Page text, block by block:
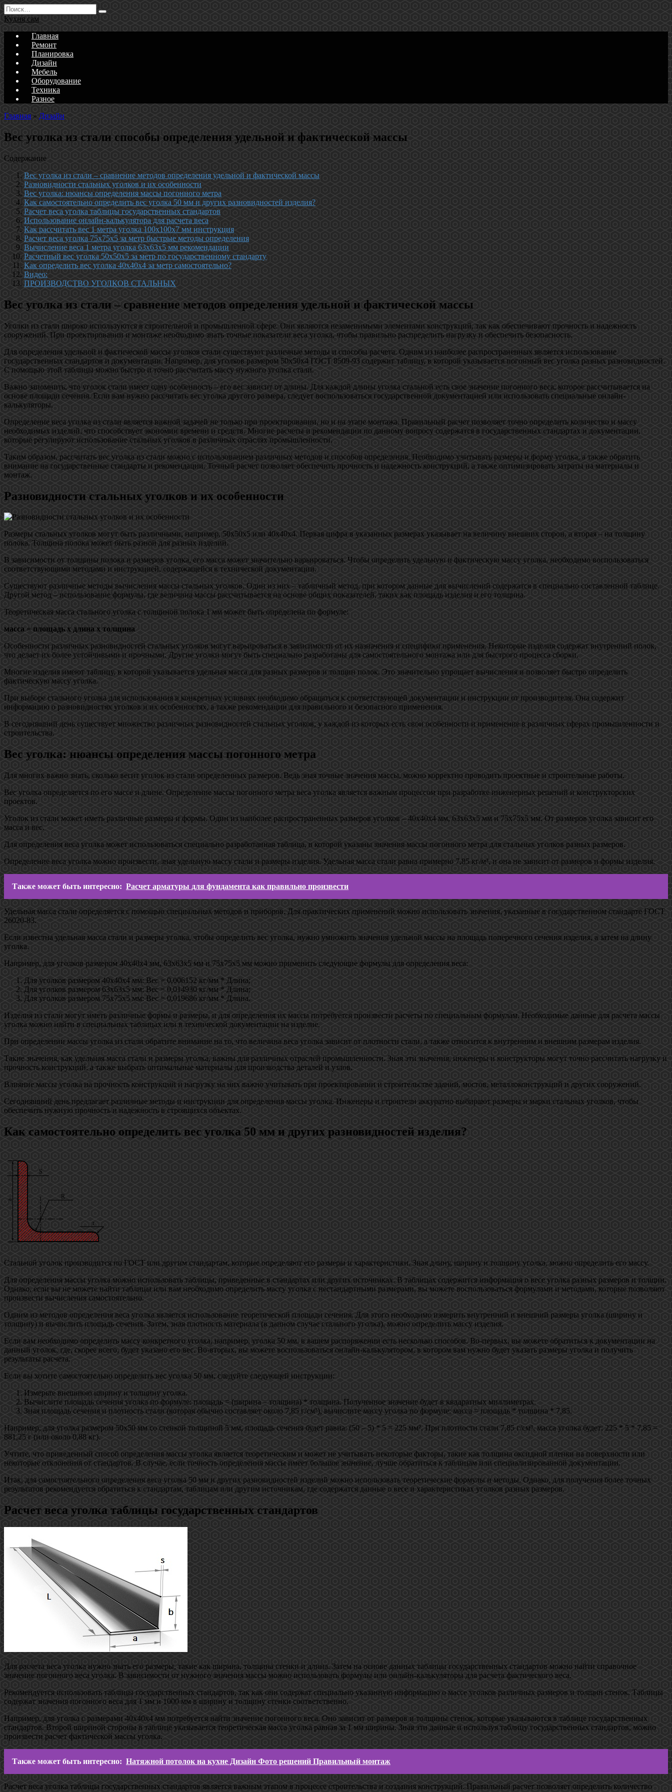
Перейти
к
содержанию
Search
for:
Кухня сам
Главная
Ремонт
Планировка
Дизайн
Мебель
Оборудование
Техника
Разное
Главная » Дизайн
Вес уголка из стали способы определения удельной и фактической массы
Содержание
Вес уголка из стали – сравнение методов определения удельной и фактической массы
Разновидности стальных уголков и их особенности
Вес уголка: нюансы определения массы погонного метра
Как самостоятельно определить вес уголка 50 мм и других разновидностей изделия?
Расчет веса уголка таблицы государственных стандартов
Использование онлайн-калькулятора для расчета веса
Как рассчитать вес 1 метра уголка 100х100х7 мм инструкция
Расчет веса уголка 75х75х5 за метр быстрые методы определения
Вычисление веса 1 метра уголка 63х63х5 мм рекомендации
Расчетный вес уголка 50х50х5 за метр по государственному стандарту
Как определить вес уголка 40х40х4 за метр самостоятельно?
Видео:
ПРОИЗВОДСТВО УГОЛКОВ СТАЛЬНЫХ
Вес уголка из стали – сравнение методов определения удельной и фактической массы
Уголки из стали широко используются в строительной и промышленной сфере. Они являются незаменимыми элементами конструкций, так как обеспечивают прочность и надежность
сооружений. При проектировании и монтаже необходимо знать точные показатели веса уголка, чтобы правильно распределить нагрузку и обеспечить безопасность.
Для определения удельной и фактической массы уголков стали существуют различные методы и способы расчета. Одним из наиболее распространенных является использование
государственных стандартов и документации. Например, для уголков размером 50х50х4 ГОСТ 8509-93 содержит таблицу, в которой указывается погонный вес уголка разных разновидностей.
С помощью этой таблицы можно быстро и точно рассчитать массу нужного уголка стали.
Важно запомнить, что уголок стали имеет одну особенность – его вес зависит от длины. Для каждой длины уголка стальной есть свое значение погонного веса, которое рассчитывается на
основе площади сечения. Если вам нужно рассчитать вес уголка другого размера, следует воспользоваться государственной документацией или использовать специальные онлайн-
калькуляторы.
Определение веса уголка из стали является важной задачей не только при проектировании, но и на этапе монтажа. Правильный расчет позволяет точно определить количество и массу
необходимых изделий, что способствует экономии времени и средств. Многие расчеты и рекомендации по данному вопросу содержатся в государственных стандартах и документации,
которые регулируют использование стальных уголков в различных отраслях промышленности.
Таким образом, рассчитать вес уголка из стали можно с использованием различных методов и способов определения. Необходимо учитывать размеры и форму уголка, а также обратить
внимание на государственные стандарты и рекомендации. Точный расчет позволяет обеспечить прочность и надежность конструкций, а также оптимизировать затраты на материалы и
монтаж.
Разновидности стальных уголков и их особенности
Размеры стальных уголков могут быть различными, например, 50х50х5 или 40х40х4. Первая цифра в указанных размерах указывает на величину внешних сторон, а вторая – на толщину
полока. Толщина полока может быть разной для разных изделий.
В зависимости от толщины полока и размеров уголка, его масса может значительно варьироваться. Чтобы определить удельную и фактическую массу уголка, необходимо воспользоваться
соответствующими методами и инструкцией, содержащейся в технической документации.
Существуют различные методы вычисления массы стальных уголков. Один из них – табличный метод, при котором данные для вычислений содержатся в специально составленной таблице.
Другой метод – использование формулы, где величина массы рассчитывается на основе общих показателей, таких как площадь изделия и его толщина.
Теоретическая масса стального уголка с толщиной полока 1 мм может быть определена по формуле:
масса = площадь x длина x толщина
Особенности различных разновидностей стальных уголков могут варьироваться в зависимости от их назначения и специфики применения. Некоторые изделия содержат внутренний полок,
что делает их более устойчивыми и прочными. Другие уголки могут быть специально разработаны для самостоятельного монтажа или для быстрого процесса сборки.
Многие изделия имеют таблицу, в которой указывается удельная масса для разных размеров и толщин полок. Это значительно упрощает вычисления и позволяет быстро определить
фактическую массу уголка.
При выборе стального уголка для использования в конкретных условиях необходимо обращаться к соответствующей документации и инструкции от производителя. Она содержит
информацию о разновидностях уголков и их особенностях, а также рекомендации для правильного и безопасного применения.
В сегодняшний день существует множество различных разновидностей стальных уголков, у каждой из которых есть свои особенности и применение в различных сферах промышленности и
строительства.
Вес уголка: нюансы определения массы погонного метра
Для многих важно знать, сколько весит уголок из стали определенных размеров. Ведь зная точные значения массы, можно корректно проводить проектные и строительные работы.
Вес уголка определяется по его массе и длине. Определение массы погонного метра веса уголка является важным процессом при разработке инженерных решений и конструкторских
проектов.
Уголок из стали может иметь различные размеры и формы. Один из наиболее распространенных размеров уголков – 40х40х4 мм, 63х63х5 мм и 75х75х5 мм. От размеров уголка зависит его
масса и вес.
Для определения веса уголка может использоваться специально разработанная таблица, в которой указаны значения массы погонного метра для стальных уголков разных размеров.
Определение веса уголка можно произвести, зная удельную массу стали и размеры изделия. Удельная масса стали равна примерно 7,85 кг/м³, и она не зависит от размеров и формы изделия.
Также может быть интересно: Расчет арматуры для фундамента как правильно произвести
Удельная масса стали определяется с помощью специальных методов и приборов. Для практических применений можно использовать значения, указанные в государственном стандарте ГОСТ
26020-83.
Если известна удельная масса стали и размеры уголка, чтобы определить вес уголка, нужно умножить значения удельной массы на площадь поперечного сечения изделия, а затем на длину
уголка.
Например, для уголков размером 40х40х4 мм, 63х63х5 мм и 75х75х5 мм можно применить следующие формулы для определения веса:
Для уголков размером 40х40х4 мм: Вес = 0,006152 кг/мм * Длина;
Для уголков размером 63х63х5 мм: Вес = 0,014930 кг/мм * Длина;
Для уголков размером 75х75х5 мм: Вес = 0,019686 кг/мм * Длина.
Изделия из стали могут иметь различные формы и размеры, и для определения их массы потребуется произвести расчеты по специальным формулам. Необходимые данные для расчета массы
уголка можно найти в специальных таблицах или в технической документации на изделие.
При определении массы уголка из стали обратите внимание на то, что величина веса уголка зависит от плотности стали, а также относится к внутренним и внешним размерам изделия.
Такие значения, как удельная масса стали и размеры уголка, важны для различных отраслей промышленности. Зная эти значения, инженеры и конструкторы могут точно рассчитать нагрузку и
прочность конструкций, а также выбрать оптимальные материалы для производства деталей и узлов.
Влияние массы уголка на прочность конструкций и нагрузку на них важно учитывать при проектировании и строительстве зданий, мостов, металлоконструкций и других сооружений.
Сегодняшний день предлагает различные методы и инструкции для определения массы уголка. Инженеры и строители аккуратно выбирают размеры и марки стальных уголков, чтобы
обеспечить нужную прочность и надежность в строящихся объектах.
Как самостоятельно определить вес уголка 50 мм и других разновидностей изделия?
Стальной уголок производится по ГОСТ или другим стандартам, которые определяют его размеры и характеристики. Зная длину, ширину и толщину уголка, можно определить его массу.
Для определения массы уголка можно использовать таблицы, приведенные в стандартах или других источниках. В таблицах содержится информация о весе уголка разных размеров и толщин.
Однако, если вы не можете найти таблицы или вам необходимо определить массу уголка с нестандартными размерами, вы можете воспользоваться формулами и методами, которые позволяют
произвести вычисления самостоятельно.
Одним из методов определения веса уголка является использование теоретической площади сечения. Для этого необходимо измерить внутренний и внешний размеры уголка (ширину и
толщину) и вычислить площадь сечения. Затем, зная плотность материала (в данном случае стального уголка), можно определить массу изделия.
Если вам необходимо определить массу конкретного уголка, например, уголка 50 мм, в вашем распоряжении есть несколько способов. Во-первых, вы можете обратиться к документации на
данный уголок, где, скорее всего, будет указано его вес. Во-вторых, вы можете воспользоваться онлайн-калькулятором, в котором вам нужно будет указать размеры уголка и получить
результаты расчета.
Если вы хотите самостоятельно определить вес уголка 50 мм, следуйте следующей инструкции:
Измерьте внешнюю ширину и толщину уголка.
Вычислите площадь сечения уголка по формуле: площадь = (ширина – толщина) * толщина. Полученное значение будет в квадратных миллиметрах.
Зная площадь сечения и плотность стали (которая обычно составляет около 7,85 г/см³), вычислите массу уголка по формуле: масса = площадь * толщина * 7,85.
Например, для уголка размером 50х50 мм со стенкой толщиной 5 мм, площадь сечения будет равна: (50 – 5) * 5 = 225 мм². При плотности стали 7,85 г/см³, масса уголка будет: 225 * 5 * 7,85 =
881,25 г (или около 0,88 кг).
Учтите, что приведенный способ определения массы уголка является теоретическим и может не учитывать некоторые факторы, такие как толщина оксидной пленки на поверхности или
некоторые отклонения от стандартов. В случае, если точность определения массы имеет большое значение, лучше обратиться к таблицам или специализированной документации.
Итак, для самостоятельного определения веса уголка 50 мм и других разновидностей изделий можно использовать теоретические формулы и методы. Однако, для получения более точных
результатов рекомендуется обратиться к стандартам, таблицам или другим источникам, где содержатся данные о весе и характеристиках уголков разных размеров.
Расчет веса уголка таблицы государственных стандартов
Для расчета веса уголка нужно знать его размеры, такие как ширина, толщина стенки и длина. Затем на основе данных таблицы государственных стандартов можно найти справочное
значение погонного веса уголка. В зависимости от нужного значения массы можно использовать формулы или онлайн-калькуляторы для расчета фактического веса.
Рекомендуется использовать таблицы государственных стандартов, так как они содержат специально указанную информацию о массе уголков различных размеров и толщин стенок. Таблицы
содержат значения погонного веса для 1 мм и 1000 мм в ширину и толщину стенки соответственно.
Например, для уголка с размерами 40х40х4 мм потребуется найти значение погонного веса. Оно зависит от размеров и толщины стенок, которые указываются в таблице государственных
стандартов. Второй шириной стороны в таблице указывается теоретическая масса уголка равная за 1 мм ширины. Зная эти данные и используя таблицу государственных стандартов, можно
произвести расчет фактической массы уголка.
Также может быть интересно: Натяжной потолок на кухне Дизайн Фото решений Правильный монтаж
Расчет веса уголка таблицы государственных стандартов является важным этапом в процессе строительства и создания конструкций. Правильный расчет позволяет определить количество